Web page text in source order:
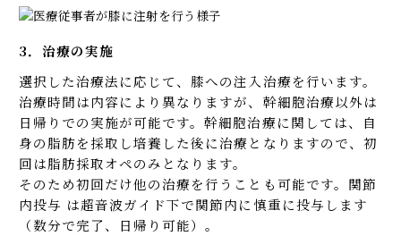
3．治療の実施
選択した治療法に応じて、膝への注入治療を行います。
治療時間は内容により異なりますが、幹細胞治療以外は
日帰りでの実施が可能です。幹細胞治療に関しては、自
身の脂肪を採取し培養した後に治療となりますので、初
回は脂肪採取オペのみとなります。
そのため初回だけ他の治療を行うことも可能です。関節
内投与 は超音波ガイド下で関節内に慎重に投与します
（数分で完了、日帰り可能）。